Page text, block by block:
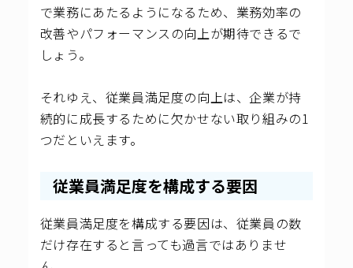
で業務にあたるようになるため、業務効率の
改善やパフォーマンスの向上が期待できるで
しょう。
それゆえ、従業員満足度の向上は、企業が持
続的に成長するために欠かせない取り組みの1
つだといえます。
従業員満足度を構成する要因
従業員満足度を構成する要因は、従業員の数
だけ存在すると言っても過言ではありませ